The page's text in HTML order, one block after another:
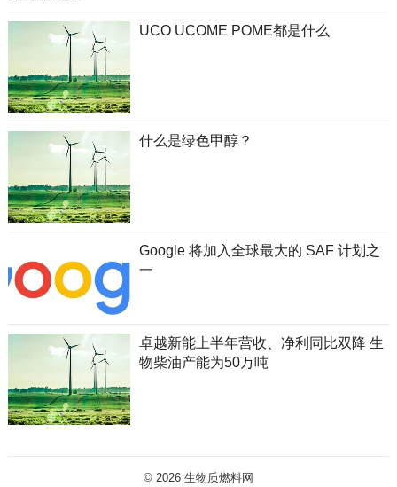
UCO UCOME POME都是什么
什么是绿色甲醇？
Google 将加入全球最大的 SAF 计划之
一
卓越新能上半年营收、净利同比双降 生
物柴油产能为50万吨
© 2026 生物质燃料网